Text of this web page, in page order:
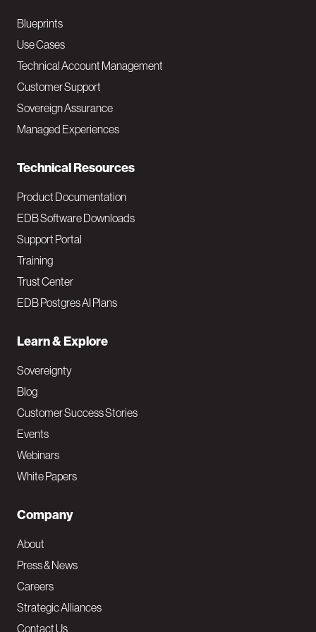
a
v
M
a
i
Blueprints
Use Cases
Technical Account Management
Customer Support
Sovereign Assurance
Managed Experiences
Technical Resources
Product Documentation
EDB Software Downloads
Support Portal
Training
Trust Center
EDB Postgres AI Plans
Learn & Explore
Sovereignty
Blog
Customer Success Stories
Events
Webinars
White Papers
Company
About
Press & News
Careers
Strategic Alliances
Contact Us